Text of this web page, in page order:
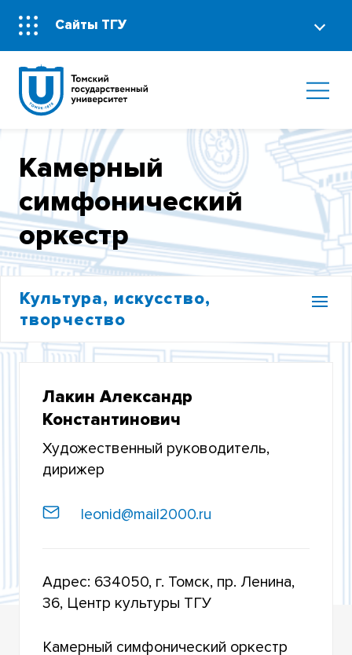
Сайты ТГУ
Камерный
симфонический
оркестр
Культура, искусство,
творчество
ЦЕНТР КУЛЬТУРЫ
ХОРОВАЯ КАПЕЛЛА
АНСАМБЛЬ СКРИПАЧЕЙ
ШОУ»
Лакин Александр
Константинович
Художественный руководитель,
дирижер
leonid@mail2000.ru
Адрес: 634050, г. Томск, пр. Ленина,
36, Центр культуры ТГУ
Камерный симфонический оркестр